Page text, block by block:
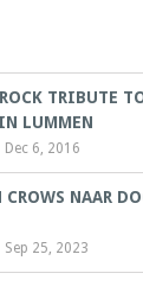
TRIBUTE
LUMMEN
Dec 6, 2016
NAAR
Sep 25, 2023